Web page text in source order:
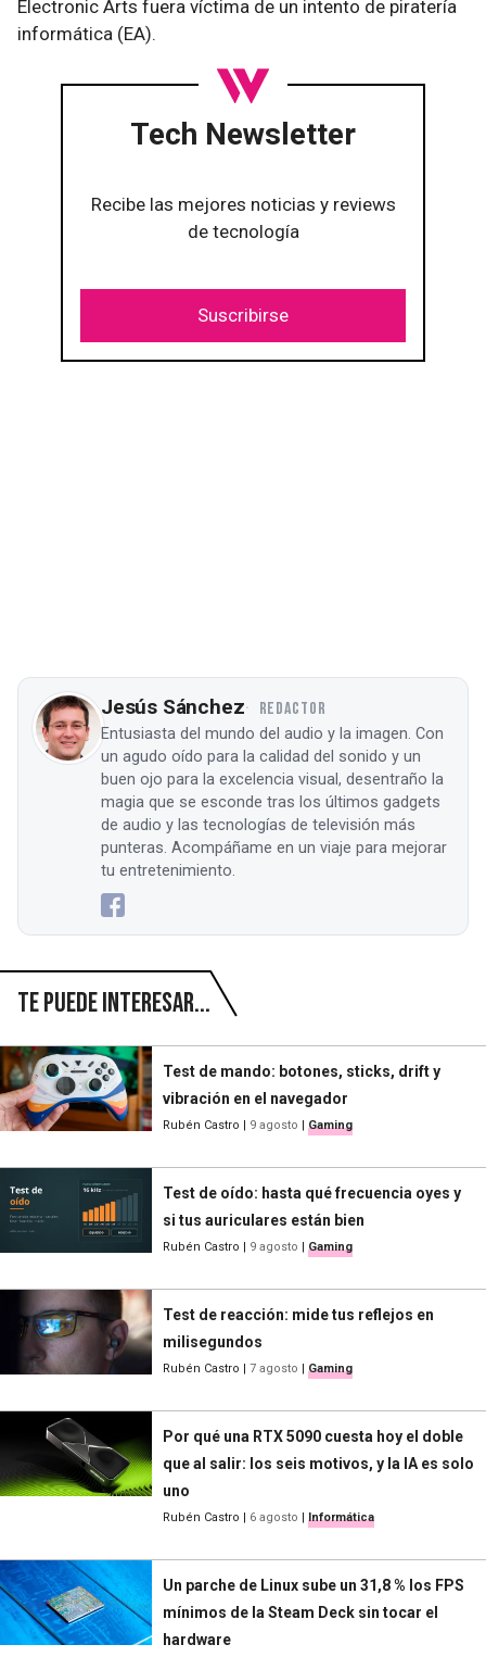
Electronic Arts fuera víctima de un intento de piratería
informática (EA).
Tech Newsletter
Recibe las mejores noticias y reviews
de tecnología
Suscribirse
Jesús Sánchez REDACTOR
Entusiasta del mundo del audio y la imagen. Con
un agudo oído para la calidad del sonido y un
buen ojo para la excelencia visual, desentraño la
magia que se esconde tras los últimos gadgets
de audio y las tecnologías de televisión más
punteras. Acompáñame en un viaje para mejorar
tu entretenimiento.
Te puede interesar...
Test de mando: botones, sticks, drift y
vibración en el navegador
Rubén Castro | 9 agosto | Gaming
Test de oído: hasta qué frecuencia oyes y
si tus auriculares están bien
Rubén Castro | 9 agosto | Gaming
Test de reacción: mide tus reflejos en
milisegundos
Rubén Castro | 7 agosto | Gaming
Por qué una RTX 5090 cuesta hoy el doble
que al salir: los seis motivos, y la IA es solo
uno
Rubén Castro | 6 agosto | Informática
Un parche de Linux sube un 31,8 % los FPS
mínimos de la Steam Deck sin tocar el
hardware